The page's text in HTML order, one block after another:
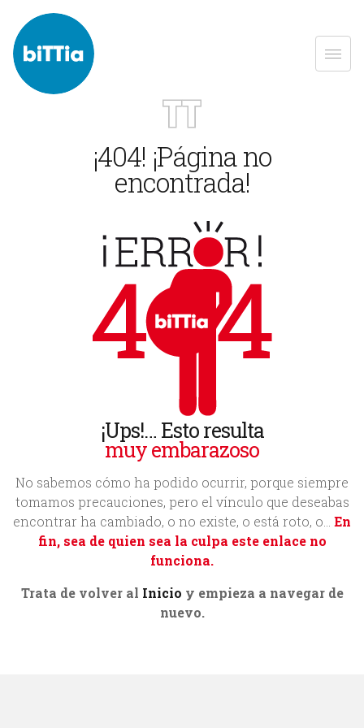
Nosotros
Acerca de Bittia
Equipo
Clientes
Servicios
Trabajos
¡404! ¡Página no
encontrada!
¡Ups!… Esto resulta
muy embarazoso
No sabemos cómo ha podido ocurrir, porque siempre
tomamos precauciones, pero el vínculo que deseabas
encontrar ha cambiado, o no existe, o está roto, o… En
fin, sea de quien sea la culpa este enlace no
funciona.
Trata de volver al Inicio y empieza a navegar de
nuevo.